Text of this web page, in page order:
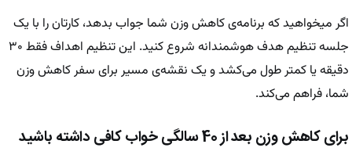
اگر میخواهید که برنامه‌ی کاهش وزن شما جواب بدهد، کارتان را با یک
جلسه تنظیم هدف هوشمندانه شروع کنید. این تنظیم اهداف فقط ۳۰
دقیقه یا کمتر طول می‌کشد و یک نقشه‌ی مسیر برای سفر کاهش وزن
شما، فراهم می‌کند.
برای کاهش وزن بعد از 40 سالگی خواب کافی داشته باشید